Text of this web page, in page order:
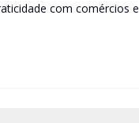
com comércios e